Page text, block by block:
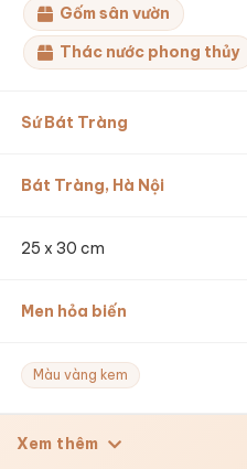
Gốm sân vườn
Thác nước phong thủy
Sứ Bát Tràng
Bát Tràng, Hà Nội
25 x 30 cm
Men hỏa biến
Màu vàng kem
Xem thêm